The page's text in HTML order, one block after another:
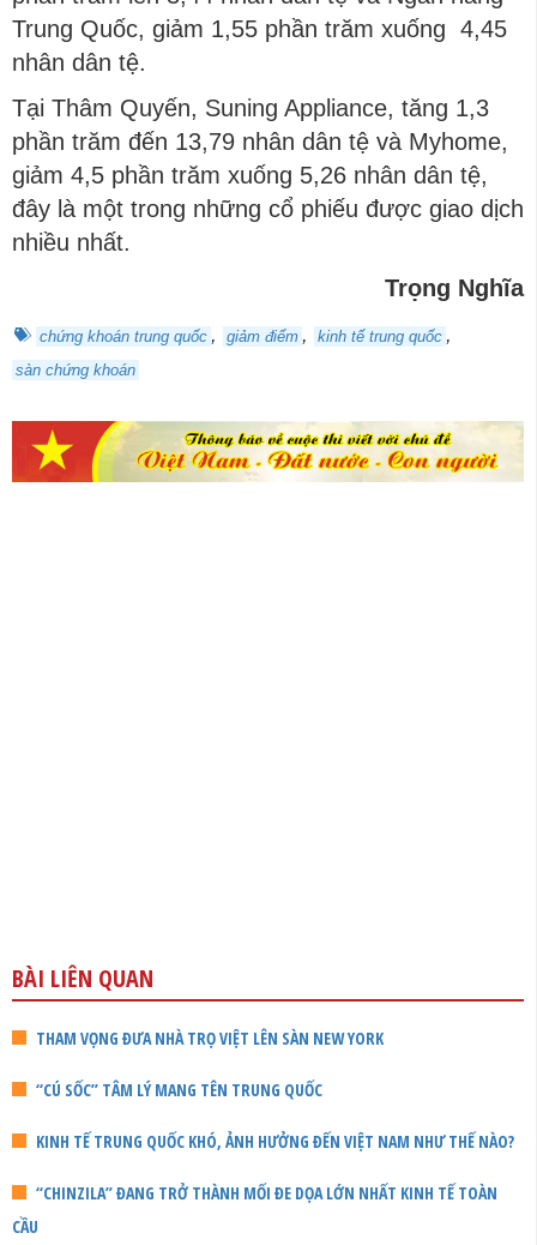
Trung Quốc, giảm 1,55 phần trăm xuống 4,45
nhân dân tệ.
Tại Thâm Quyến, Suning Appliance, tăng 1,3
phần trăm đến 13,79 nhân dân tệ và Myhome,
giảm 4,5 phần trăm xuống 5,26 nhân dân tệ,
đây là một trong những cổ phiếu được giao dịch
nhiều nhất.
Trọng Nghĩa
chứng khoán trung quốc , giảm điểm , kinh tế trung quốc ,
sàn chứng khoán
BÀI LIÊN QUAN
THAM VỌNG ĐƯA NHÀ TRỌ VIỆT LÊN SÀN NEW YORK
“CÚ SỐC” TÂM LÝ MANG TÊN TRUNG QUỐC
KINH TẾ TRUNG QUỐC KHÓ, ẢNH HƯỞNG ĐẾN VIỆT NAM NHƯ THẾ NÀO?
“CHINZILA” ĐANG TRỞ THÀNH MỐI ĐE DỌA LỚN NHẤT KINH TẾ TOÀN
CẦU